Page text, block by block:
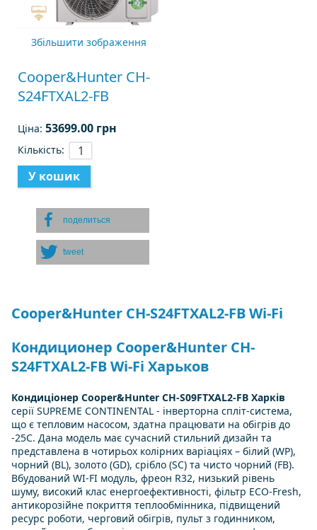
Збільшити зображення
Cooper&Hunter CH-
S24FTXAL2-FB
Ціна:53699.00 грн
Кількість:
поделиться
tweet
Cooper&Hunter CH-S24FTXAL2-FB Wi-Fi
Кондиционер Cooper&Hunter CH-
S24FTXAL2-FB Wi-Fi Харьков
Кондиціонер Cooper&Hunter CH-S09FTXAL2-FB Харків
серії SUPREME CONTINENTAL - інверторна спліт-система,
що є тепловим насосом, здатна працювати на обігрів до
-25С. Дана модель має сучасний стильний дизайн та
представлена в чотирьох колірних варіаціях – білий (WP),
чорний (BL), золото (GD), срібло (SC) та чисто чорний (FB).
Вбудований WI-FI модуль, фреон R32, низький рівень
шуму, високий клас енергоефективності, фільтр ECO-Fresh,
антикорозійне покриття теплообмінника, підвищений
ресурс роботи, черговий обігрів, пульт з годинником,